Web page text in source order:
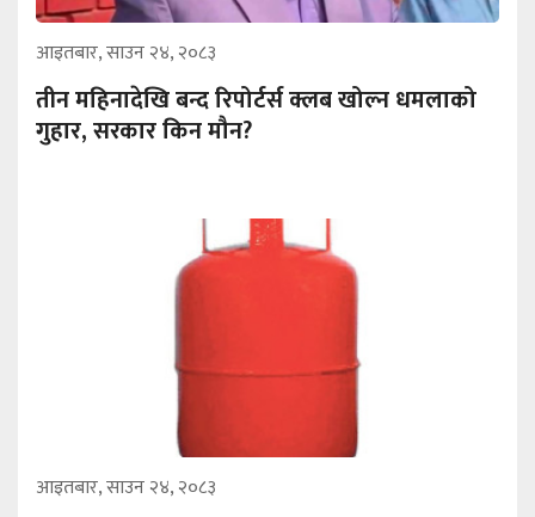
आइतबार, साउन २४, २०८३
तीन महिनादेखि बन्द रिपोर्टर्स क्लब खोल्न धमलाको
गुहार, सरकार किन मौन?
आइतबार, साउन २४, २०८३